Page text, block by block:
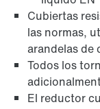
Protección
Cubiertas
las normas,
arandelas
Todos los
El reductor